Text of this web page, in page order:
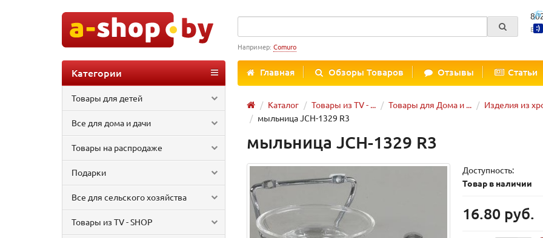
Например: Comuro
Главная Обзоры Товаров Отзывы Статьи
Категории
Товары для детей
Все для дома и дачи
Товары на распродаже
Подарки
Все для сельского хозяйства
Товары из TV - SHOP
Каталог Товары из TV - ... Товары для Дома и ...
Изделия из
мыльница JCH-1329 R3
мыльница JCH-1329 R3
Доступность:
Товар в наличии
16.80 руб.